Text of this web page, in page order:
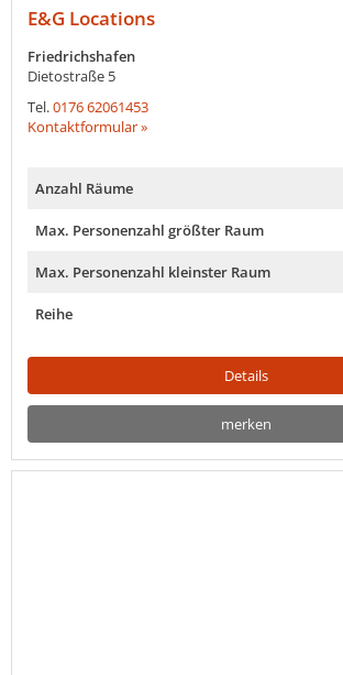
E&G Locations
Friedrichshafen
Dietostraße 5
Tel.0176 62061453
Kontaktformular »
Anzahl Räume
Max. Personenzahl größter Raum
Max. Personenzahl kleinster Raum
Reihe
Details
merken